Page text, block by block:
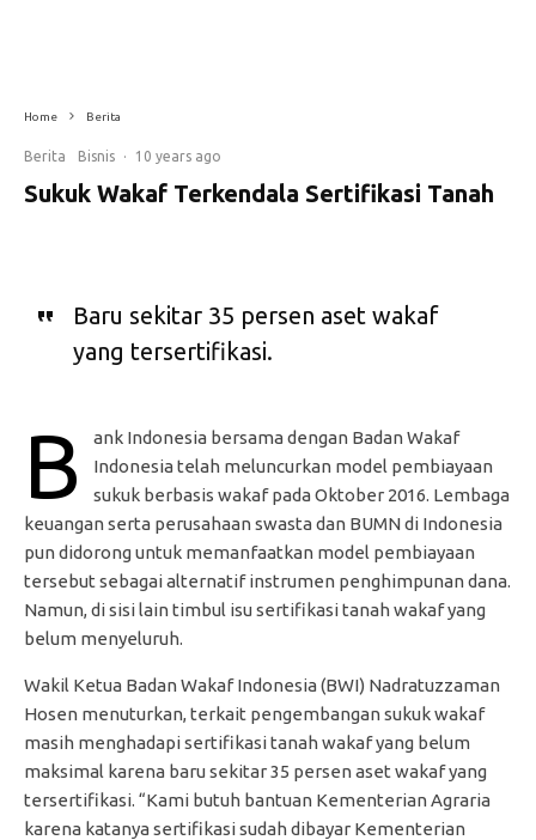
Home Berita
Berita Bisnis · 10 years ago
Sukuk Wakaf Terkendala Sertifikasi Tanah
Baru sekitar 35 persen aset wakaf
yang tersertifikasi.
B
ank Indonesia bersama dengan Badan Wakaf
Indonesia telah meluncurkan model pembiayaan
sukuk berbasis wakaf pada Oktober 2016. Lembaga
keuangan serta perusahaan swasta dan BUMN di Indonesia
pun didorong untuk memanfaatkan model pembiayaan
tersebut sebagai alternatif instrumen penghimpunan dana.
Namun, di sisi lain timbul isu sertifikasi tanah wakaf yang
belum menyeluruh.
Wakil Ketua Badan Wakaf Indonesia (BWI) Nadratuzzaman
Hosen menuturkan, terkait pengembangan sukuk wakaf
masih menghadapi sertifikasi tanah wakaf yang belum
maksimal karena baru sekitar 35 persen aset wakaf yang
tersertifikasi. “Kami butuh bantuan Kementerian Agraria
karena katanya sertifikasi sudah dibayar Kementerian